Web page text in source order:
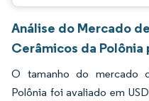
Análise do Mercado
Cerâmicos da
O tamanho do mercado
Polônia foi avaliado em